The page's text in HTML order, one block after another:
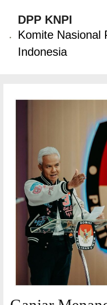
kontenDPP KNPI
Komite Nasional
Indonesia